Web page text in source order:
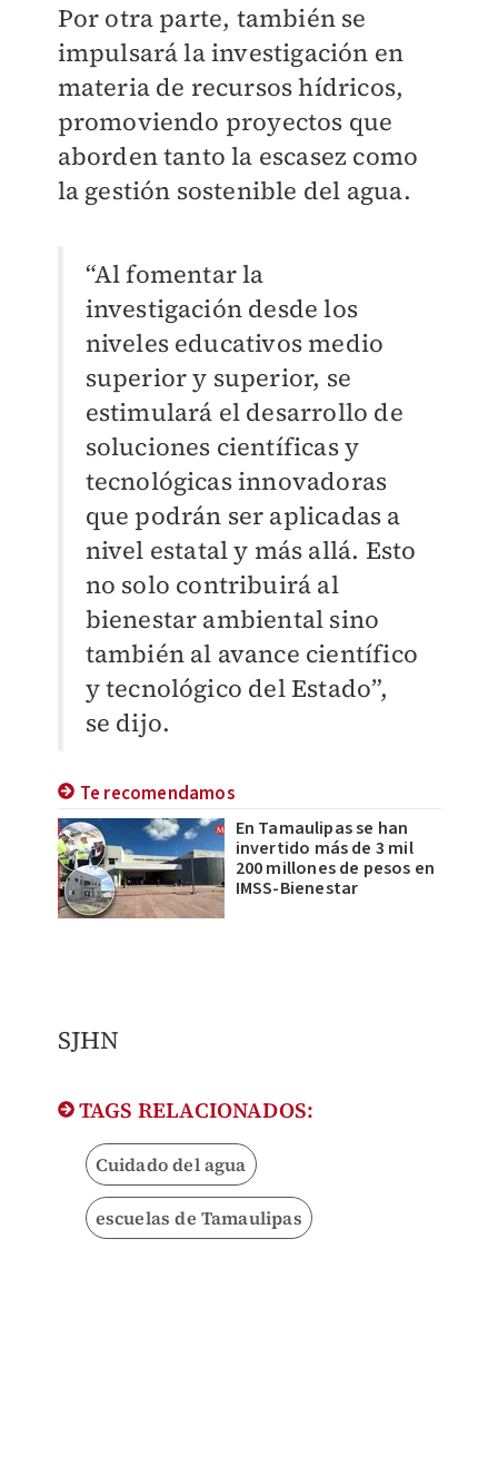
Por otra parte, también se
impulsará la investigación en
materia de recursos hídricos,
promoviendo proyectos que
aborden tanto la escasez como
la gestión sostenible del agua.
“Al fomentar la
investigación desde los
niveles educativos medio
superior y superior, se
estimulará el desarrollo de
soluciones científicas y
tecnológicas innovadoras
que podrán ser aplicadas a
nivel estatal y más allá. Esto
no solo contribuirá al
bienestar ambiental sino
también al avance científico
y tecnológico del Estado”,
se dijo.
Te recomendamos
En Tamaulipas se han
invertido más de 3 mil
200 millones de pesos en
IMSS-Bienestar
SJHN
TAGS RELACIONADOS:
Cuidado del agua
escuelas de Tamaulipas